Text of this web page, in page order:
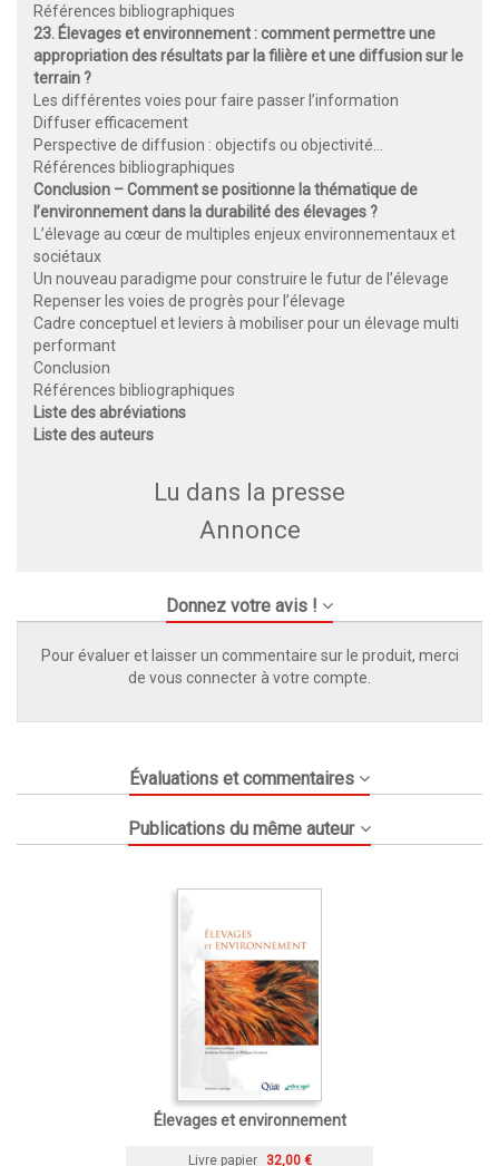
Références bibliographiques
23. Élevages et environnement : comment permettre une
appropriation des résultats par la filière et une diffusion sur le
terrain ?
Les différentes voies pour faire passer l’information
Diffuser efficacement
Perspective de diffusion : objectifs ou objectivité…
Références bibliographiques
Conclusion – Comment se positionne la thématique de
l’environnement dans la durabilité des élevages ?
L’élevage au cœur de multiples enjeux environnementaux et
sociétaux
Un nouveau paradigme pour construire le futur de l’élevage
Repenser les voies de progrès pour l’élevage
Cadre conceptuel et leviers à mobiliser pour un élevage multi
performant
Conclusion
Références bibliographiques
Liste des abréviations
Liste des auteurs
Lu dans la presse
Annonce
Donnez votre avis !
Pour évaluer et laisser un commentaire sur le produit, merci
de vous connecter à votre compte.
Évaluations et commentaires
Publications du même auteur
Élevages et environnement
Livre papier 32,00 €